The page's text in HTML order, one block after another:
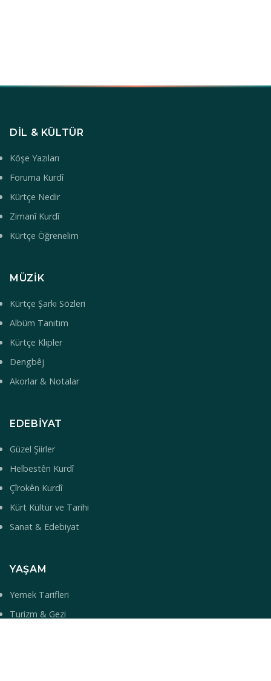
DIL & KÜLTÜR
Köşe Yazıları
Foruma Kurdî
Kürtçe Nedir
Zimanî Kurdî
Kürtçe Öğrenelim
MÜZIK
Kürtçe Şarkı Sözleri
Albüm Tanıtım
Kürtçe Klipler
Dengbêj
Akorlar & Notalar
EDEBIYAT
Güzel Şiirler
Helbestên Kurdî
Çîrokên Kurdî
Kürt Kültür ve Tarihi
Sanat & Edebiyat
YAŞAM
Yemek Tarifleri
Turizm & Gezi